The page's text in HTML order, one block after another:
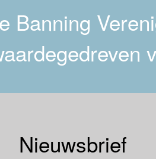
Banning
Nieuwsbrief